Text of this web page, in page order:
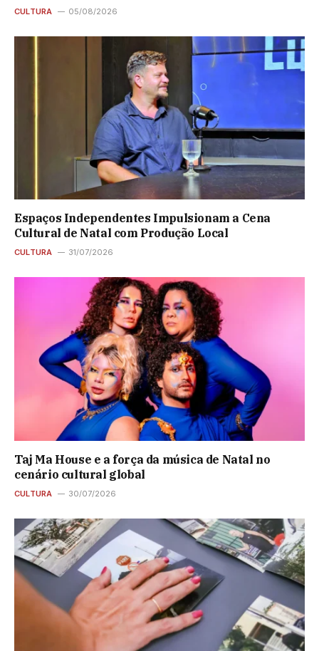
CULTURA 05/08/2026
Espaços Independentes Impulsionam a Cena
Cultural de Natal com Produção Local
CULTURA 31/07/2026
Taj Ma House e a força da música de Natal no
cenário cultural global
CULTURA 30/07/2026